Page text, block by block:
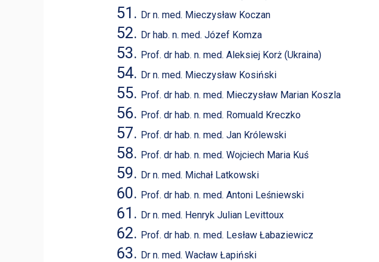
Dr n. med. Mieczysław Koczan
Dr hab. n. med. Józef Komza
Prof. dr hab. n. med. Aleksiej Korż (Ukraina)
Dr n. med. Mieczysław Kosiński
Prof. dr hab. n. med. Mieczysław Marian Koszla
Prof. dr hab. n. med. Romuald Kreczko
Prof. dr hab. n. med. Jan Królewski
Prof. dr hab. n. med. Wojciech Maria Kuś
Dr n. med. Michał Latkowski
Prof. dr hab. n. med. Antoni Leśniewski
Dr n. med. Henryk Julian Levittoux
Prof. dr hab. n. med. Lesław Łabaziewicz
Dr n. med. Wacław Łapiński